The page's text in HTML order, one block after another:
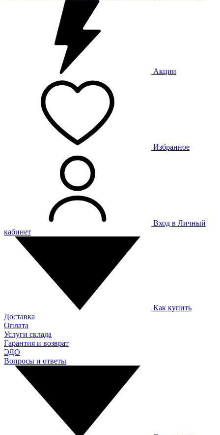
Акции
Избранное
Вход в Личный
кабинет
Как купить
Доставка
Оплата
Услуги склада
Гарантия и возврат
ЭДО
Вопросы и ответы